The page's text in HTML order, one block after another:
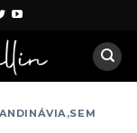
,SEM